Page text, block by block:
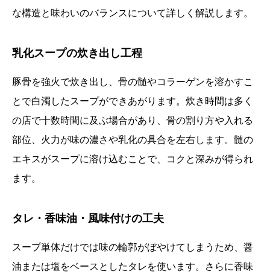
な構造と味わいのバランスについて詳しく解説します。
乳化スープの炊き出し工程
豚骨を強火で炊き出し、骨の髄やコラーゲンを溶かすこ
とで白濁したスープができあがります。炊き時間は多く
の店で十数時間に及ぶ場合があり、骨の割り方や入れる
部位、火力が味の濃さや乳化の具合を左右します。髄の
エキスがスープに溶け込むことで、コクと深みが得られ
ます。
タレ・香味油・風味付けの工夫
スープ単体だけでは味の輪郭がぼやけてしまうため、醤
油または塩をベースとしたタレを使います。さらに香味